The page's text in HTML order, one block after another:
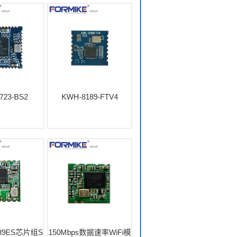
BS2 KWH-8189-FTV4
芯片组S
150Mbps数据速率WiFi模